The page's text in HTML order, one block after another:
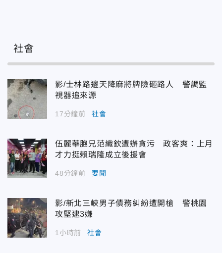
社會
影/士林路邊天降麻將牌險砸路人 警調監
視器追來源
17分鐘前 社會
伍麗華胞兄范織欽遭辦貪污 政客爽：上月
才力挺賴瑞隆成立後援會
48分鐘前 要聞
影/新北三峽男子債務糾紛遭開槍 警桃園
攻堅逮3嫌
1小時前 社會